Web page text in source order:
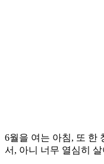
6월을 여는 아침, 또 한
서, 아니 너무 열심히